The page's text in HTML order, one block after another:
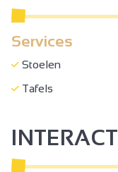
Services
Stoelen
Tafels